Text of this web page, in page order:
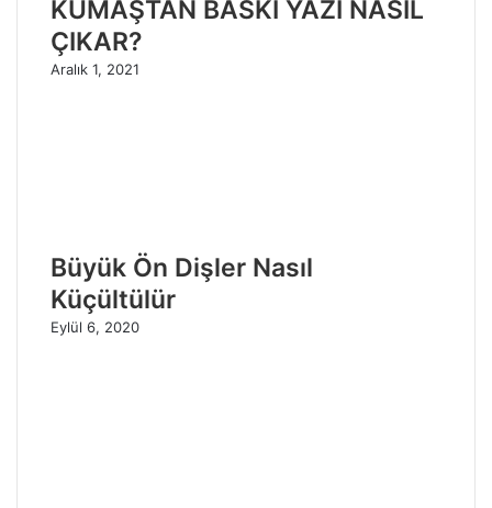
KUMAŞTAN BASKI YAZI NASIL
ÇIKAR?
Aralık 1, 2021
Büyük Ön Dişler Nasıl
Küçültülür
Eylül 6, 2020